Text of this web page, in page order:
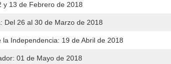
y 13 de Febrero de 2018
Del 26 al 30 de Marzo de 2018
la Independencia: 19 de Abril de 2018
01 de Mayo de 2018